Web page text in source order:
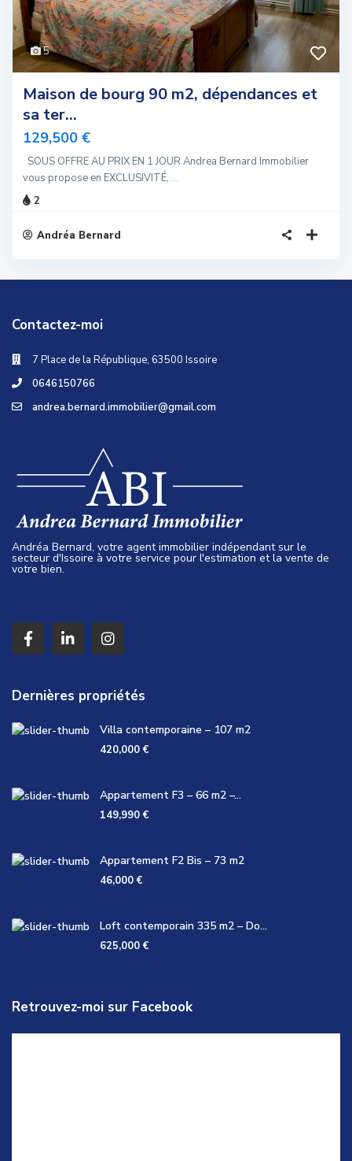
5
Maison de bourg 90 m2, dépendances et
sa ter...
129,500 €
SOUS OFFRE AU PRIX EN 1 JOUR Andrea Bernard Immobilier
vous propose en EXCLUSIVITÉ, ...
2
Andréa Bernard
Contactez-moi
7 Place de la République, 63500 Issoire
0646150766
andrea.bernard.immobilier@gmail.com
Andréa Bernard, votre agent immobilier indépendant sur le
secteur d'Issoire à votre service pour l'estimation et la vente de
votre bien.
Dernières propriétés
Villa contemporaine – 107 m2
420,000 €
Appartement F3 – 66 m2 –...
149,990 €
Appartement F2 Bis – 73 m2
46,000 €
Loft contemporain 335 m2 – Do...
625,000 €
Retrouvez-moi sur Facebook